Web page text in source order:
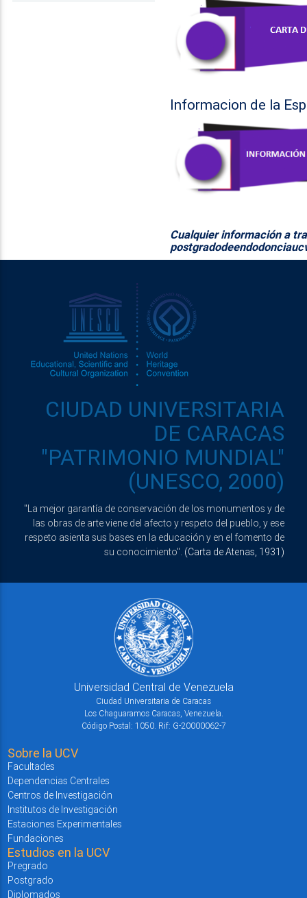
Informacion de la
Cualquier información a
CIUDAD UNIVERSITARIA
DE CARACAS
"PATRIMONIO MUNDIAL"
(UNESCO, 2000)
"La mejor garantía de conservación de los monumentos y de
las obras de arte viene del afecto y respeto del pueblo, y ese
respeto asienta sus bases en la educación y en el fomento de
su conocimiento". (Carta de Atenas, 1931)
Universidad Central de Venezuela
Ciudad Universitaria de Caracas
Los Chaguaramos Caracas, Venezuela.
Código Postal: 1050. Rif: G-20000062-7
Sobre la UCV
Facultades
Dependencias Centrales
Centros de Investigación
Institutos de Investigación
Estaciones Experimentales
Fundaciones
Estudios en la UCV
Pregrado
Postgrado
Diplomados